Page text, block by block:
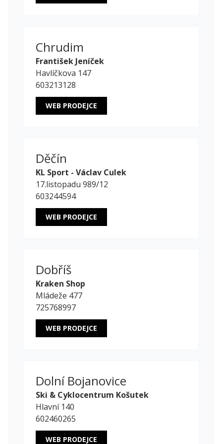
Chrudim
František Jeníček
Havlíčkova 147
603213128
WEB PRODEJCE
Děčín
KL Sport - Václav Culek
17.listopadu 989/12
603244594
WEB PRODEJCE
Dobříš
Kraken Shop
Mládeže 477
725768997
WEB PRODEJCE
Dolní Bojanovice
Ski & Cyklocentrum Košutek
Hlavní 140
602460265
WEB PRODEJCE